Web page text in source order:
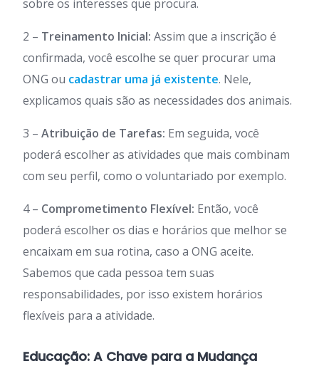
sobre os interesses que procura.
2 – Treinamento Inicial: Assim que a inscrição é
confirmada, você escolhe se quer procurar uma
ONG ou cadastrar uma já existente. Nele,
explicamos quais são as necessidades dos animais.
3 – Atribuição de Tarefas: Em seguida, você
poderá escolher as atividades que mais combinam
com seu perfil, como o voluntariado por exemplo.
4 – Comprometimento Flexível: Então, você
poderá escolher os dias e horários que melhor se
encaixam em sua rotina, caso a ONG aceite.
Sabemos que cada pessoa tem suas
responsabilidades, por isso existem horários
flexíveis para a atividade.
Educação: A Chave para a Mudança